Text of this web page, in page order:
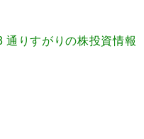
りすがりの株投資情報